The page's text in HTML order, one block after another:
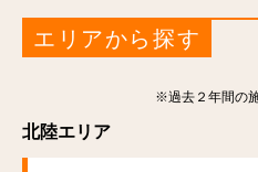
エリアから探す
※過去２年間の
北陸エリア